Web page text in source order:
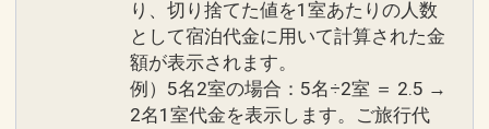
インターネットコース番号：DP-2-
200000000955
当プランをご予約の場合、ご利用いただ
けない場合がございます。
り、切り捨てた値を1室あたりの人数
として宿泊代金に用いて計算された金
額が表示されます。
例）5名2室の場合：5名÷2室 ＝ 2.5 →
2名1室代金を表示します。ご旅行代